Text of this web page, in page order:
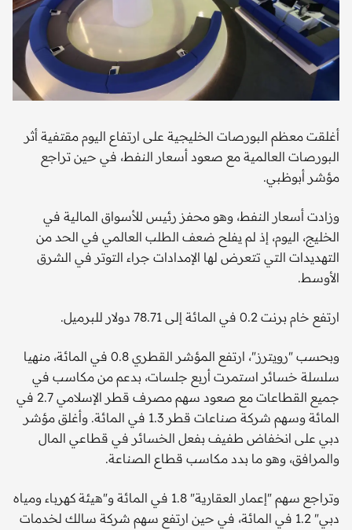
أغلقت معظم البورصات الخليجية على ارتفاع اليوم مقتفية أثر
البورصات العالمية مع صعود أسعار النفط، في حين تراجع
مؤشر أبوظبي.
وزادت أسعار النفط، وهو محفز رئيس للأسواق المالية في
الخليج، اليوم، إذ لم يفلح ضعف الطلب العالمي في الحد من
التهديدات التي تتعرض لها الإمدادات جراء التوتر في الشرق
الأوسط.
ارتفع خام برنت 0.2 في المائة إلى 78.71 دولار للبرميل.
وبحسب "رويترز"، ارتفع المؤشر القطري 0.8 في المائة، منهيا
سلسلة خسائر استمرت أربع جلسات، بدعم من مكاسب في
جميع القطاعات مع صعود سهم مصرف قطر الإسلامي 2.7 في
المائة وسهم شركة صناعات قطر 1.3 في المائة. وأغلق مؤشر
دبي على انخفاض طفيف بفعل الخسائر في قطاعي المال
والمرافق، وهو ما بدد مكاسب قطاع الصناعة.
وتراجع سهم "إعمار العقارية" 1.8 في المائة و"هيئة كهرباء ومياه
دبي" 1.2 في المائة، في حين ارتفع سهم شركة سالك لخدمات